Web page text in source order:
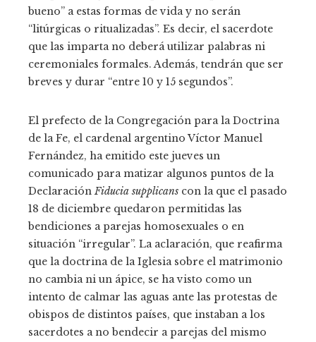
bueno” a estas formas de vida y no serán
“litúrgicas o ritualizadas”. Es decir, el sacerdote
que las imparta no deberá utilizar palabras ni
ceremoniales formales. Además, tendrán que ser
breves y durar “entre 10 y 15 segundos”.
El prefecto de la Congregación para la Doctrina
de la Fe, el cardenal argentino Víctor Manuel
Fernández, ha emitido este jueves un
comunicado para matizar algunos puntos de la
Declaración Fiducia supplicans con la que el pasado
18 de diciembre quedaron permitidas las
bendiciones a parejas homosexuales o en
situación “irregular”. La aclaración, que reafirma
que la doctrina de la Iglesia sobre el matrimonio
no cambia ni un ápice, se ha visto como un
intento de calmar las aguas ante las protestas de
obispos de distintos países, que instaban a los
sacerdotes a no bendecir a parejas del mismo